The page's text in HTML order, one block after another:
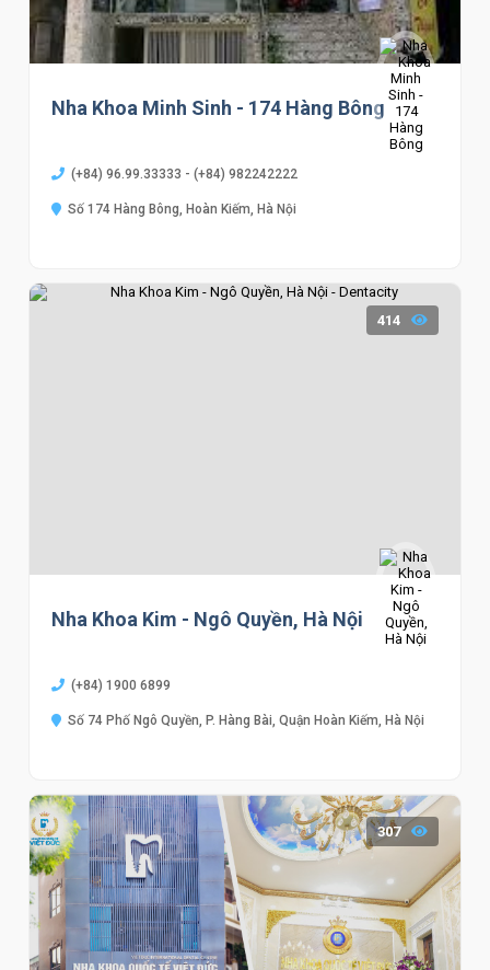
Nha Khoa Minh Sinh - 174 Hàng Bông
(+84) 96.99.33333 - (+84) 982242222
Số 174 Hàng Bông, Hoàn Kiếm, Hà Nội
414
Nha Khoa Kim - Ngô Quyền, Hà Nội
(+84) 1900 6899
Số 74 Phố Ngô Quyền, P. Hàng Bài, Quận Hoàn Kiếm, Hà Nội
307